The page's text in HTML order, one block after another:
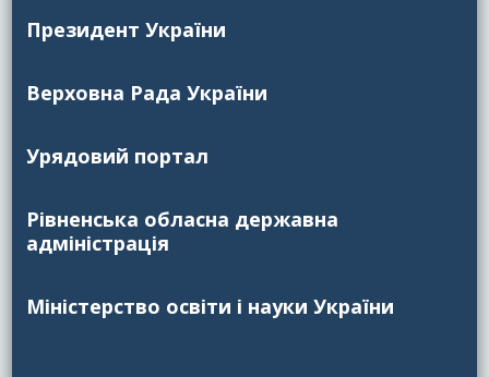
Президент України
Верховна Рада України
Урядовий портал
Рівненська обласна державна
адміністрація
Міністерство освіти і науки України